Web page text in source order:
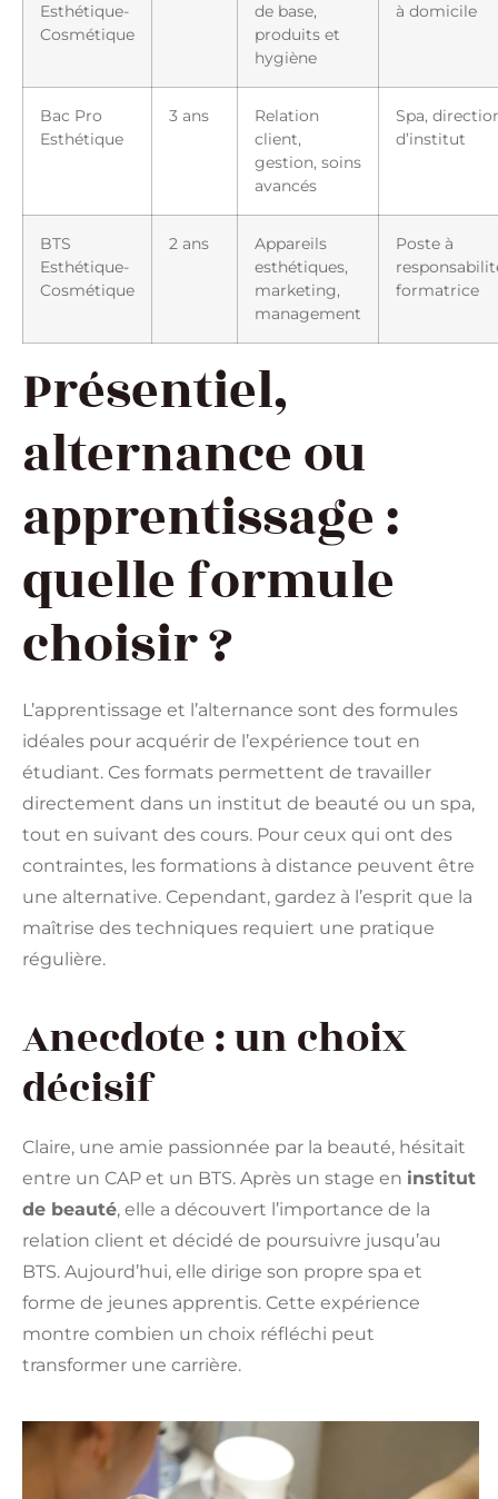
Esthétique-
Cosmétique
de base,
produits et
hygiène
à domicile
Bac Pro
Esthétique
3 ans
Relation
client,
gestion, soins
avancés
Spa,
d’institut
BTS
Esthétique-
Cosmétique
2 ans
Appareils
esthétiques,
marketing,
management
Poste à
formatrice
Présentiel,
alternance ou
apprentissage :
quelle formule
choisir ?
L’apprentissage et l’alternance sont des formules
idéales pour acquérir de l’expérience tout en
étudiant. Ces formats permettent de travailler
directement dans un institut de beauté ou un spa,
tout en suivant des cours. Pour ceux qui ont des
contraintes, les formations à distance peuvent être
une alternative. Cependant, gardez à l’esprit que la
maîtrise des techniques requiert une pratique
régulière.
Anecdote : un choix
décisif
Claire, une amie passionnée par la beauté, hésitait
entre un CAP et un BTS. Après un stage en institut
de beauté, elle a découvert l’importance de la
relation client et décidé de poursuivre jusqu’au
BTS. Aujourd’hui, elle dirige son propre spa et
forme de jeunes apprentis. Cette expérience
montre combien un choix réfléchi peut
transformer une carrière.